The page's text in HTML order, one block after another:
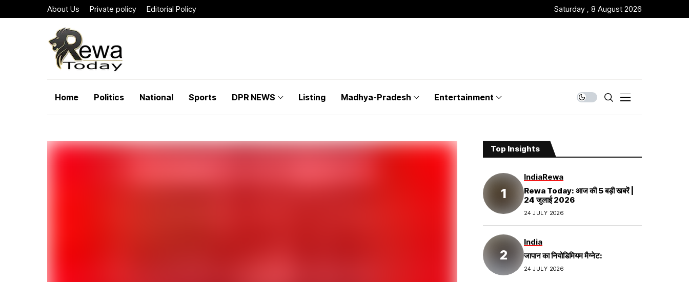
About Us Private policy Editorial Policy Saturday , 8 August 2026
Home Politics National Sports DPR NEWS Listing Madhya-Pradesh Entertainment
Top Insights
IndiaRewa
Rewa Today: आज की 5 बड़ी खबरें |
24 जुलाई 2026
24 JULY 2026
India
जापान का नियोडिमियम मैग्नेट:
24 JULY 2026